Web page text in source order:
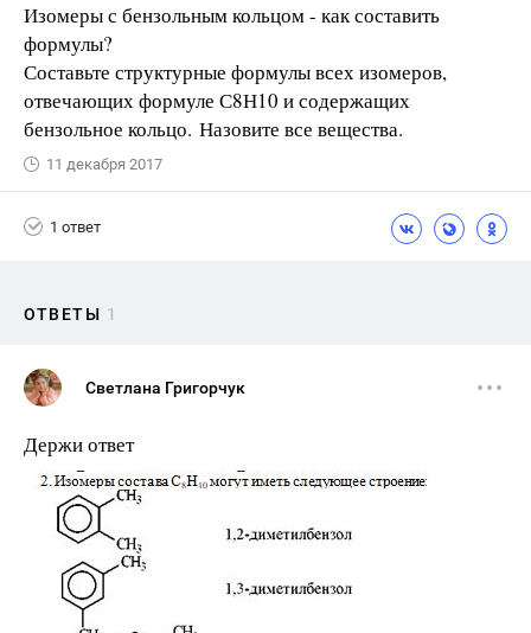
Изомеры с бензольным кольцом - как составить
формулы?
Составьте структурные формулы всех изомеров,
отвечающих формуле С8Н10 и содержащих
бензольное кольцо. Назовите все вещества.
11 декабря 2017
1 ответ
ОТВЕТЫ 1
Светлана Григорчук
Держи ответ